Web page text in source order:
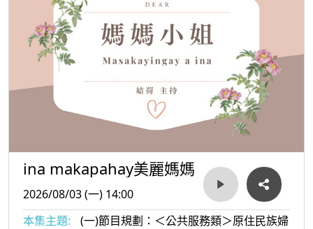
ina makapahay美麗媽媽
2026/08/03 (一) 14:00
本集主題:
(一)節目規劃：＜公共服務類＞原住民族婦